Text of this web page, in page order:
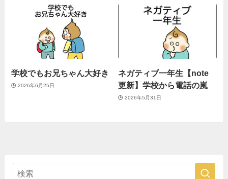
学校でもお兄ちゃん大好き
2026年6月25日
ネガティブ一年生【note
更新】学校から電話の嵐
2026年5月31日